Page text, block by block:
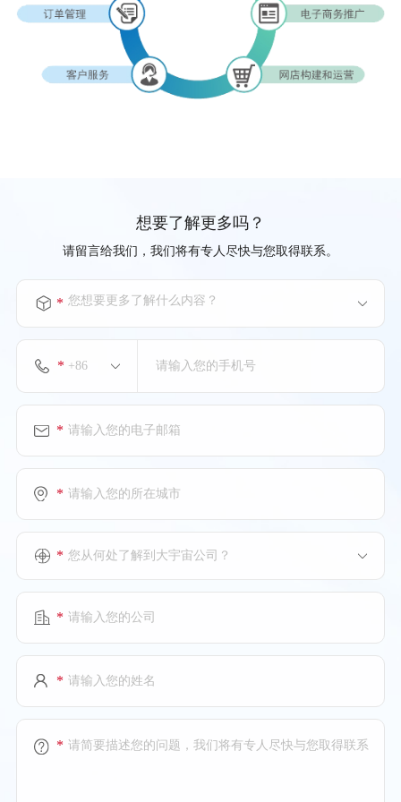
想要了解更多吗？
请留言给我们，我们将有专人尽快与您取得联系。
您想要更多了解什么内容？
*
*
*
*
您从何处了解到大宇宙公司？
*
*
*
*